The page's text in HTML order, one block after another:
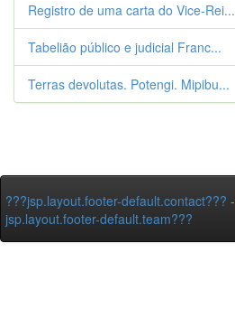
Registro de uma carta do Vice-Rei...
Tabelião público e judicial Franc...
Terras devolutas. Potengi. Mipibu...
???jsp.layout.footer-default.contact??? -
jsp.layout.footer-default.team???